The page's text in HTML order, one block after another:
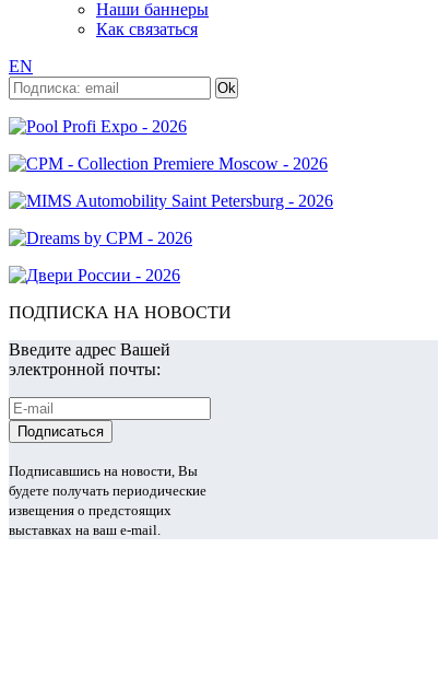
Наши баннеры
Как связаться
EN
ПОДПИСКА НА НОВОСТИ
Введите адрес Вашей
электронной почты:
Подписавшись на новости, Вы
будете получать периодические
извещения о предстоящих
выставках на ваш e-mail.